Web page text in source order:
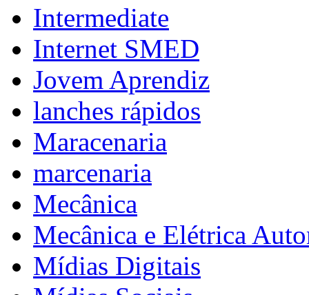
Intermediate
Internet SMED
Jovem Aprendiz
lanches rápidos
Maracenaria
marcenaria
Mecânica
Mecânica e Elétrica
Mídias Digitais